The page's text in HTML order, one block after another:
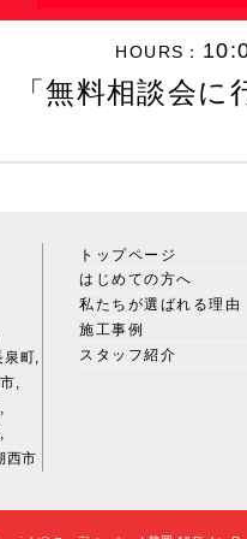
HOURS：
「無料相談会
泉町,
,
西市
トップページ
はじめての方へ
私たちが選ばれる理由
施工事例
スタッフ紹介